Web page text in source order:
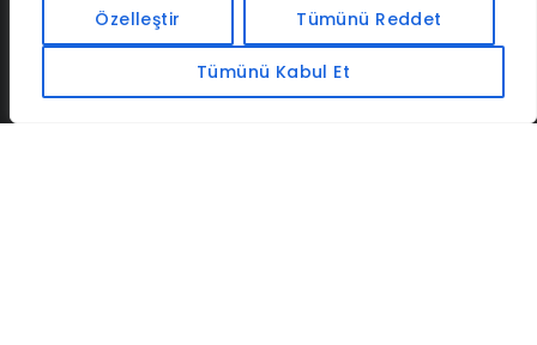
Özelleştir Tümünü Reddet
Tümünü Kabul Et
İLETIŞIM BAF CADSOFTUSA MAXIMUMPCGUIDES